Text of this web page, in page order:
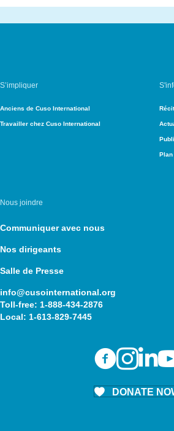
S’impliquer
Anciens de Cuso International
Travailler chez Cuso International
Plan
Nous joindre
Communiquer avec nous
Nos dirigeants
Salle de Presse
info@cusointernational.org
Toll-free: 1-888-434-2876
Local: 1-613-829-7445
DONATE